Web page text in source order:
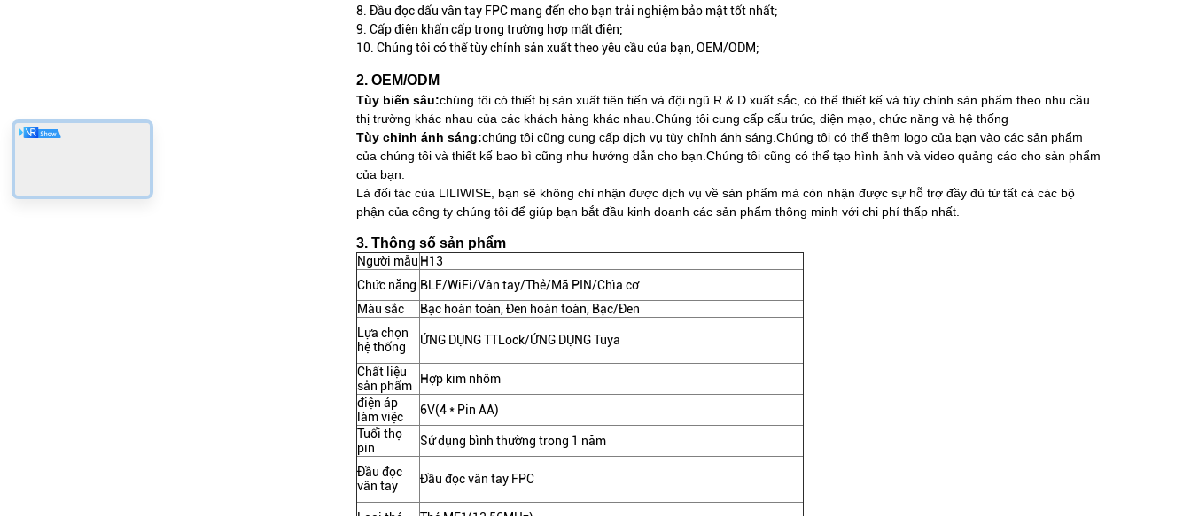
8. Đầu đọc dấu vân tay FPC mang đến cho bạn trải nghiệm bảo mật tốt nhất;
9. Cấp điện khẩn cấp trong trường hợp mất điện;
10. Chúng tôi có thể tùy chỉnh sản xuất theo yêu cầu của bạn, OEM/ODM;
2. OEM/ODM
Tùy biến sâu:chúng tôi có thiết bị sản xuất tiên tiến và đội ngũ R & D xuất sắc, có thể thiết kế và tùy chỉnh sản phẩm theo nhu cầu
thị trường khác nhau của các khách hàng khác nhau. Chúng tôi cung cấp cấu trúc, diện mạo, chức năng và hệ thống
Tùy chỉnh ánh sáng:chúng tôi cũng cung cấp dịch vụ tùy chỉnh ánh sáng. Chúng tôi có thể thêm logo của bạn vào các sản phẩm
của chúng tôi và thiết kế bao bì cũng như hướng dẫn cho bạn. Chúng tôi cũng có thể tạo hình ảnh và video quảng cáo cho sản phẩm
của bạn.
Là đối tác của LILIWISE, bạn sẽ không chỉ nhận được dịch vụ về sản phẩm mà còn nhận được sự hỗ trợ đầy đủ từ tất cả các bộ
phận của công ty chúng tôi để giúp bạn bắt đầu kinh doanh các sản phẩm thông minh với chi phí thấp nhất.
3. Thông số sản phẩm
Người mẫu H13
Chức năng BLE/WiFi/Vân tay/Thẻ/Mã PIN/Chìa cơ
Màu sắc
Bạc hoàn toàn, Đen hoàn toàn, Bạc/Đen
Lựa chọn
hệ thống
ỨNG DỤNG TTLock/ỨNG DỤNG Tuya
Chất liệu
sản phẩm
Hợp kim nhôm
điện áp
làm việc
6V(4 * Pin AA)
Tuổi thọ
pin
Sử dụng bình thường trong 1 năm
Đầu đọc
vân tay
Đầu đọc vân tay FPC